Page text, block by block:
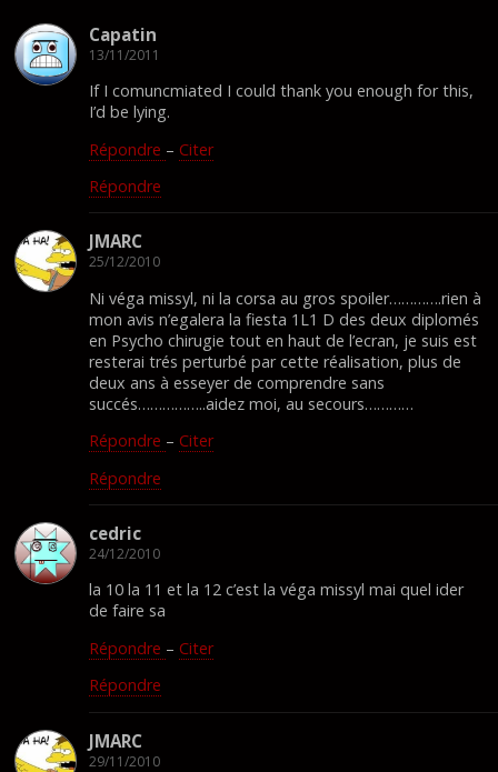
Capatin
13/11/2011
If I comuncmiated I could thank you enough for this,
I’d be lying.
Répondre – Citer
Répondre
JMARC
25/12/2010
Ni véga missyl, ni la corsa au gros spoiler………….rien à
mon avis n’egalera la fiesta 1L1 D des deux diplomés
en Psycho chirugie tout en haut de l’ecran, je suis est
resterai trés perturbé par cette réalisation, plus de
deux ans à esseyer de comprendre sans
succés……………..aidez moi, au secours…………
Répondre – Citer
Répondre
cedric
24/12/2010
la 10 la 11 et la 12 c’est la véga missyl mai quel ider
de faire sa
Répondre – Citer
Répondre
JMARC
29/11/2010